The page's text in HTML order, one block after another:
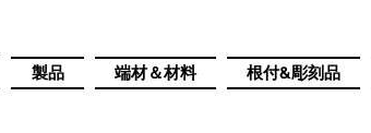
製品 端材＆材料 根付&彫刻品